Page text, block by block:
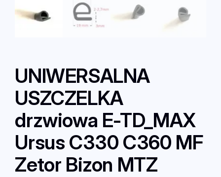
UNIWERSALNA
USZCZELKA
drzwiowa E-TD_MAX
Ursus C330 C360 MF
Zetor Bizon MTZ